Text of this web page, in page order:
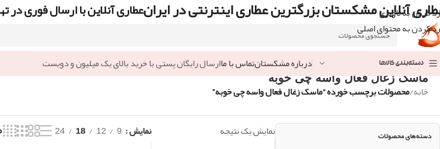
رد کردن به ناوبری
رد کردن به محتوای اصلی
آنلاین مشکستان بزرگترین عطاری اینترنتی در ایرانعطاری آنلاین با ارسال فوری در
دسته‌بندی کالاها درباره مشکستانتماس با ماارسال رایگان پستی با خرید بالای یک میلیون و دویست
ماسک زغال فعال واسه چی خوبه
خانه/محصولات برچسب خورده “ماسک زغال فعال واسه چی خوبه”
دسته‌های محصولات نمایش یک نتیجه نمایش 9
12
18
24